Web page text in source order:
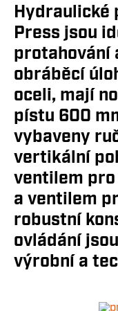
Hydraulické
Press jsou
protahování
obráběcí
oceli, mají
pístu 600
vybaveny
vertikální
ventilem
a ventilem
robustní
ovládání
výrobní a